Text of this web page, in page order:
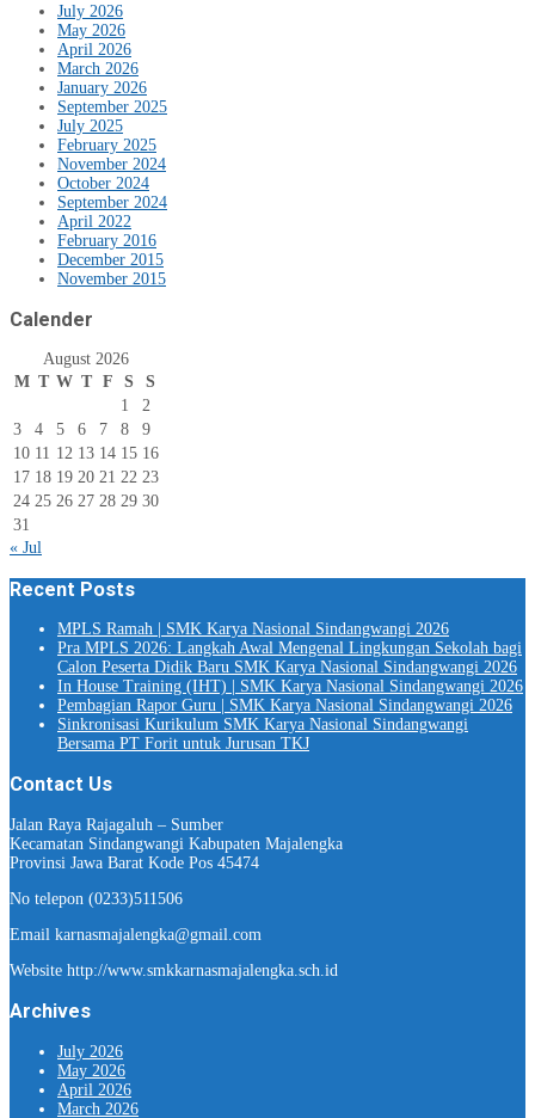
July 2026
May 2026
April 2026
March 2026
January 2026
September 2025
July 2025
February 2025
November 2024
October 2024
September 2024
April 2022
February 2016
December 2015
November 2015
Calender
August 2026
M T W T F S
S
1
2
3
4 5 6 7 8
9
10 11 12 13 14 15 16
17 18 19 20 21 22 23
24 25 26 27 28 29 30
31
« Jul
Recent Posts
MPLS Ramah | SMK Karya Nasional Sindangwangi 2026
Pra MPLS 2026: Langkah Awal Mengenal Lingkungan Sekolah bagi
Calon Peserta Didik Baru SMK Karya Nasional Sindangwangi 2026
In House Training (IHT) | SMK Karya Nasional Sindangwangi 2026
Pembagian Rapor Guru | SMK Karya Nasional Sindangwangi 2026
Sinkronisasi Kurikulum SMK Karya Nasional Sindangwangi
Bersama PT Forit untuk Jurusan TKJ
Contact Us
Jalan Raya Rajagaluh – Sumber
Kecamatan Sindangwangi Kabupaten Majalengka
Provinsi Jawa Barat Kode Pos 45474
No telepon (0233)511506
Email karnasmajalengka@gmail.com
Website http://www.smkkarnasmajalengka.sch.id
Archives
July 2026
May 2026
April 2026
March 2026